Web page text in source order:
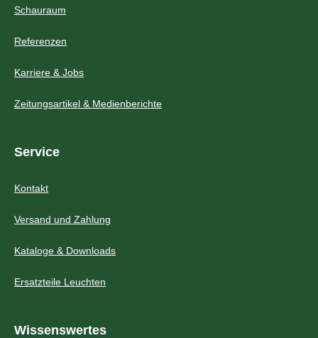
Schauraum
Referenzen
Karriere & Jobs
Zeitungsartikel & Medienberichte
Service
Kontakt
Versand und Zahlung
Kataloge & Downloads
Ersatzteile Leuchten
Wissenswertes